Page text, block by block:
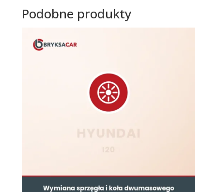
Podobne produkty